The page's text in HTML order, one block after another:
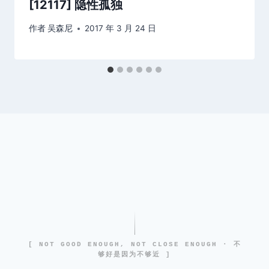
[12117] 隐性孤独
作者吴森尼 2017 年 3 月 24 日
[ NOT GOOD ENOUGH, NOT CLOSE ENOUGH · 不
够好是因为不够近 ]